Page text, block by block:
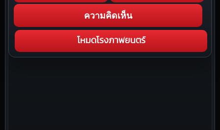
ความคิดเห็น
โหมดโรงภาพยนตร์